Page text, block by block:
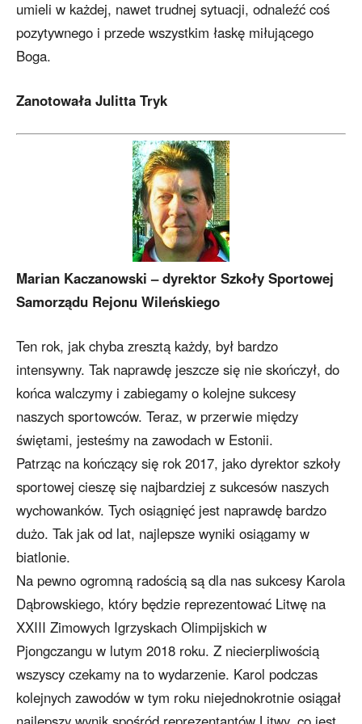
umieli w każdej, nawet trudnej sytuacji, odnaleźć coś
pozytywnego i przede wszystkim łaskę miłującego
Boga.
Zanotowała Julitta Tryk
Marian Kaczanowski – dyrektor Szkoły Sportowej
Samorządu Rejonu Wileńskiego
Ten rok, jak chyba zresztą każdy, był bardzo
intensywny. Tak naprawdę jeszcze się nie skończył, do
końca walczymy i zabiegamy o kolejne sukcesy
naszych sportowców. Teraz, w przerwie między
świętami, jesteśmy na zawodach w Estonii.
Patrząc na kończący się rok 2017, jako dyrektor szkoły
sportowej cieszę się najbardziej z sukcesów naszych
wychowanków. Tych osiągnięć jest naprawdę bardzo
dużo. Tak jak od lat, najlepsze wyniki osiągamy w
biatlonie.
Na pewno ogromną radością są dla nas sukcesy Karola
Dąbrowskiego, który będzie reprezentować Litwę na
XXIII Zimowych Igrzyskach Olimpijskich w
Pjongczangu w lutym 2018 roku. Z niecierpliwością
wszyscy czekamy na to wydarzenie. Karol podczas
kolejnych zawodów w tym roku niejednokrotnie osiągał